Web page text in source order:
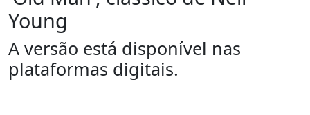
Young
A versão está disponível nas
plataformas digitais.